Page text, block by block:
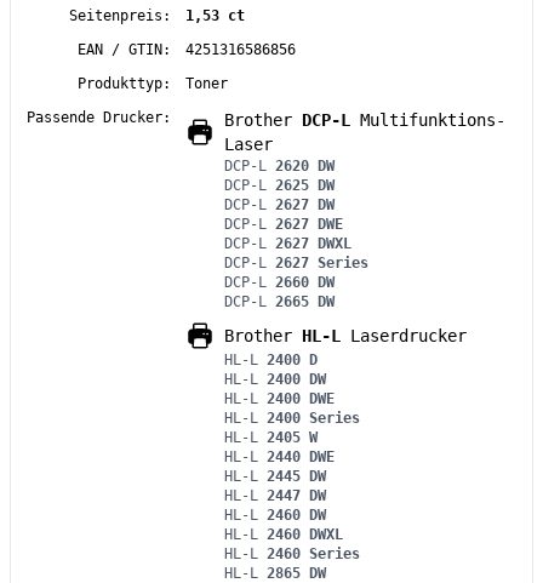
Seitenpreis:
1,53 ct
EAN / GTIN:
4251316586856
Produkttyp:
Toner
Passende Drucker:
Brother DCP-L
Multifunktions-
Laser
DCP-L
2620 DW
DCP-L
2625 DW
DCP-L
2627 DW
DCP-L
2627 DWE
DCP-L
2627 DWXL
DCP-L
2627 Series
DCP-L
2660 DW
DCP-L
2665 DW
Brother HL-L Laserdrucker
HL-L
2400 D
HL-L
2400 DW
HL-L
2400 DWE
HL-L
2400 Series
HL-L
2405 W
HL-L
2440 DWE
HL-L
2445 DW
HL-L
2447 DW
HL-L
2460 DW
HL-L
2460 DWXL
HL-L
2460 Series
HL-L
2865 DW